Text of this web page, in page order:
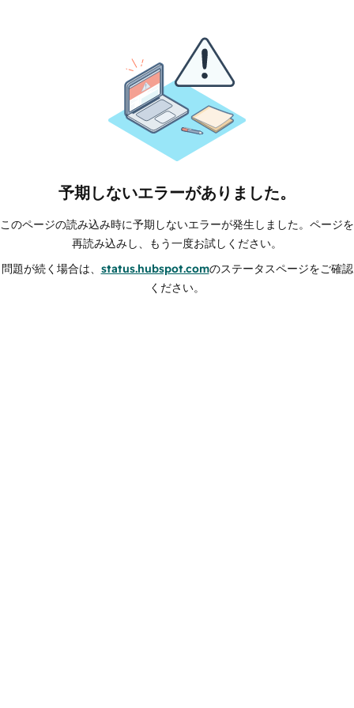
予期しないエラーがありました。
このページの読み込み時に予期しないエラーが発生しました。ページを
再読み込みし、もう一度お試しください。
問題が続く場合は、 status.hubspot.comのステータスページをご確認
ください。